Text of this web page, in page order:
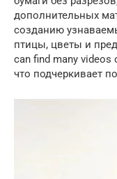
дополнительных
созданию
птицы, цветы и
can find many
что подчеркивает